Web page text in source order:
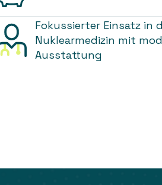
Fokussierter Einsatz in
Nuklearmedizin mit
Ausstattung